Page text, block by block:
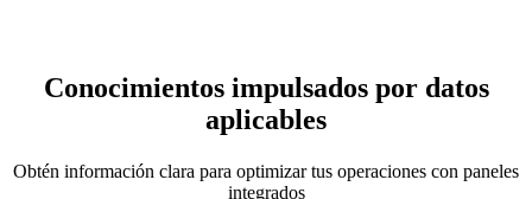
Conocimientos impulsados por datos
aplicables
Obtén información clara para optimizar tus operaciones con paneles
integrados